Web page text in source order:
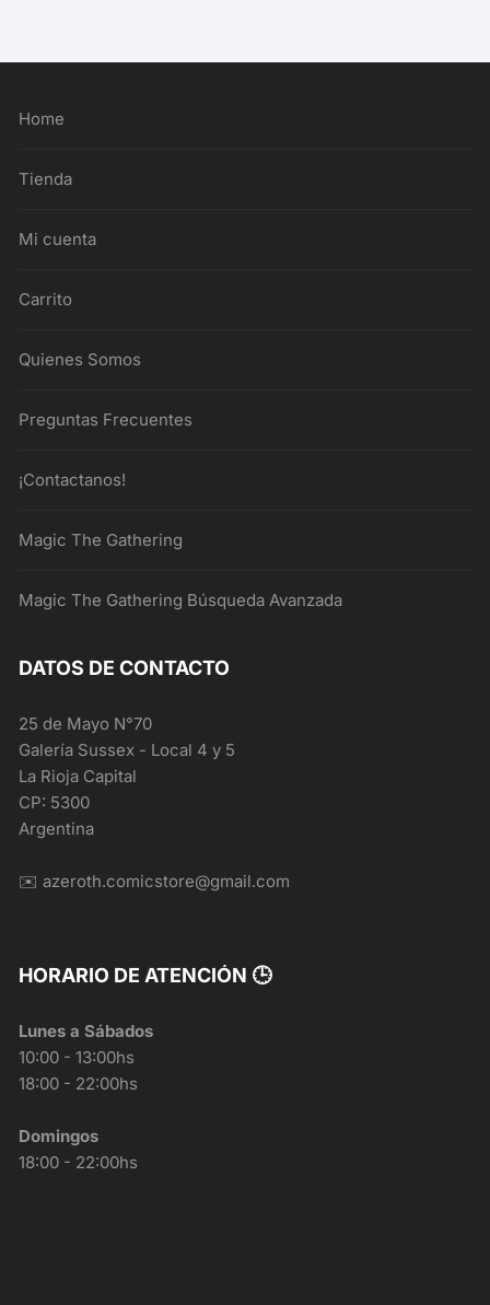
Home
Tienda
Mi cuenta
Carrito
Quienes Somos
Preguntas Frecuentes
¡Contactanos!
Magic The Gathering
Magic The Gathering Búsqueda Avanzada
DATOS DE CONTACTO
25 de Mayo N°70
Galería Sussex - Local 4 y 5
La Rioja Capital
CP: 5300
Argentina
✉️ azeroth.comicstore@gmail.com
HORARIO DE ATENCIÓN 🕒
Lunes a Sábados
10:00 - 13:00hs
18:00 - 22:00hs
Domingos
18:00 - 22:00hs